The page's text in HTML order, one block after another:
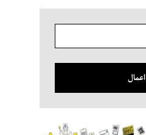
اعمال